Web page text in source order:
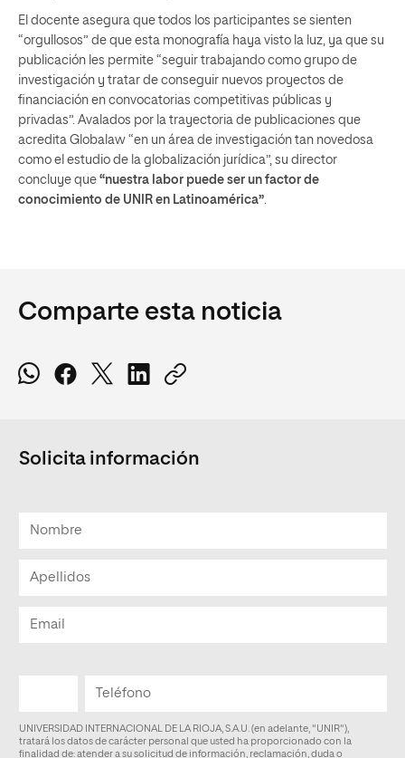
El docente asegura que todos los participantes se sienten
“orgullosos” de que esta monografía haya visto la luz, ya que su
publicación les permite “seguir trabajando como grupo de
investigación y tratar de conseguir nuevos proyectos de
financiación en convocatorias competitivas públicas y
privadas”. Avalados por la trayectoria de publicaciones que
acredita Globalaw “en un área de investigación tan novedosa
como el estudio de la globalización jurídica”, su director
concluye que “nuestra labor puede ser un factor de
conocimiento de UNIR en Latinoamérica”.
Comparte esta noticia
Solicita información